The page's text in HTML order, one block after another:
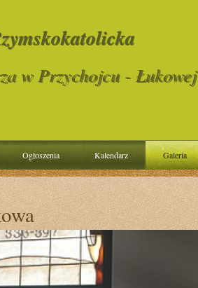
w Przychojcu - Łukowej
Ogłoszenia Kalendarz Galeria